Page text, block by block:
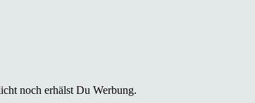
noch erhälst Du Werbung.